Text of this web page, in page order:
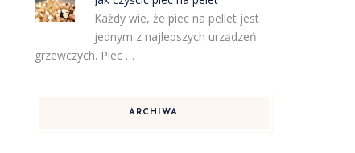
Każdy wie, że piec na pellet jest
jednym z najlepszych urządzeń
grzewczych. Piec …
ARCHIWA